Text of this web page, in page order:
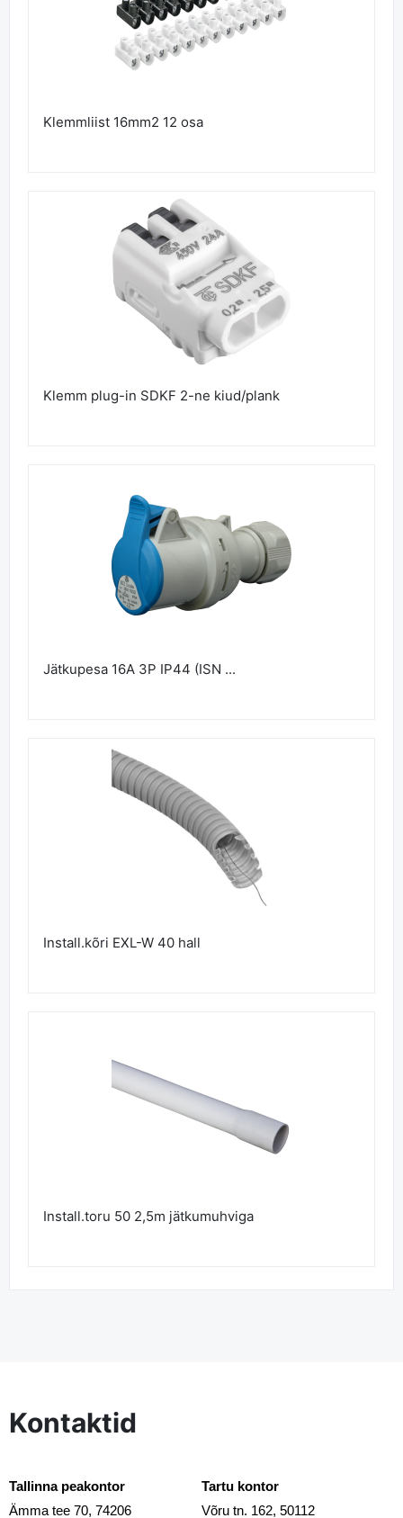
Klemmliist 16mm2 12 osa
Klemm plug-in SDKF 2-ne kiud/plank
Jätkupesa 16A 3P IP44 (ISN ...
Install.kõri EXL-W 40 hall
Install.toru 50 2,5m jätkumuhviga
Kontaktid
Tallinna peakontor
Ämma tee 70, 74206
Tartu kontor
Võru tn. 162, 50112